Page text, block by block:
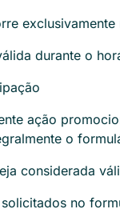
durante o
ação
o
considerada
no